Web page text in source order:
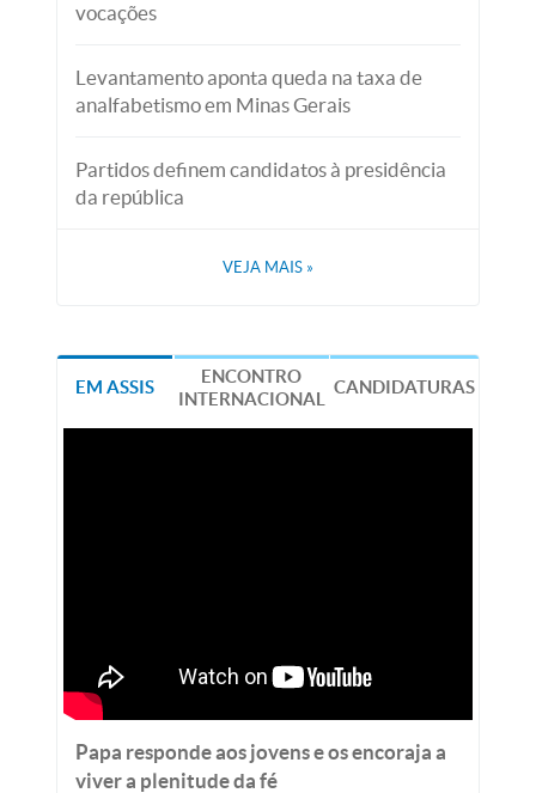
vocações
Levantamento aponta queda na taxa de
analfabetismo em Minas Gerais
Partidos definem candidatos à presidência
da república
VEJA MAIS »
EM ASSIS
ENCONTRO
INTERNACIONAL
CANDIDATURAS
Papa responde aos jovens e os encoraja a
viver a plenitude da fé